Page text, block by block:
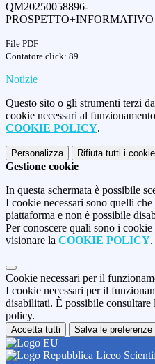
QM20250058896-
File PDF
Contatore click: 89
Notizie
Questo sito o gli strumenti terzi
cookie necessari al
COOKIE POLICY.
Personalizza Rifiuta tutti i
Gestione cookie
In questa schermata è possibile
I cookie necessari sono quelli
piattaforma e non è possibile
Per conoscere quali sono i
visionare la COOKIE POLICY.
Cookie necessari per il
I cookie necessari per il
disabilitati. È possibile
policy.
Accetta tutti Salva le preferenze
Liceo